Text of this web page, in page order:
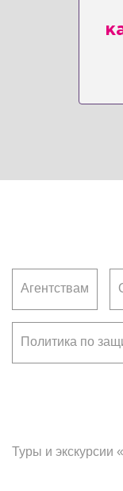
Агентствам
Политика по
Туры и экскурсии